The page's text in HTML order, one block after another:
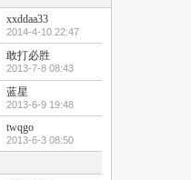
xxddaa33
2014-4-10 22:47
敢打必胜
2013-7-8 08:43
蓝星
2013-6-9 19:48
twqgo
2013-6-3 08:50